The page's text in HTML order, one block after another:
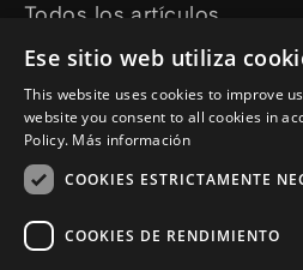
Todos los artículos
Cursos online
¿Cómo podemos
Devocional diario
Necesito oración
Síguenos en
Ese sitio web utiliza
This website uses cookies to improve
website you consent to all cookies in
Policy. Más información
COOKIES ESTRICTAMENTE
COOKIES DE RENDIMIENTO